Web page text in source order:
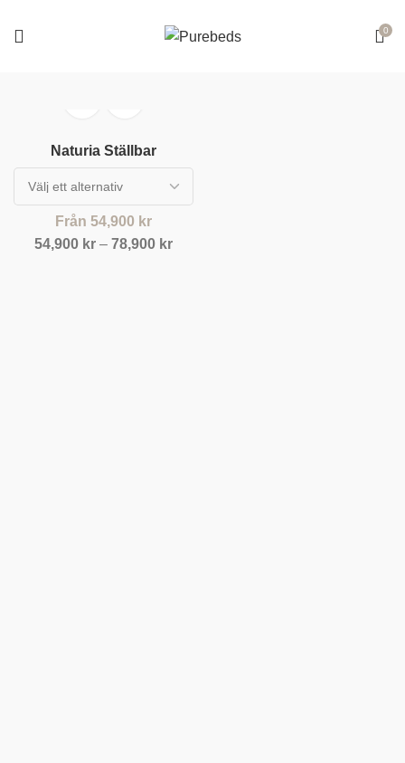
0
Naturia Ställbar
Från 54,900 kr
54,900 kr – 78,900 kr